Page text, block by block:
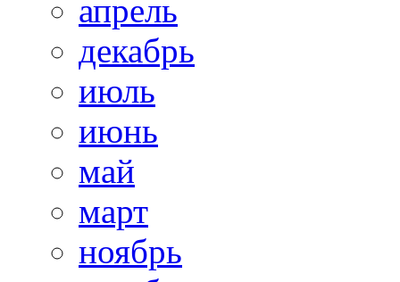
апрель
декабрь
июль
июнь
май
март
ноябрь